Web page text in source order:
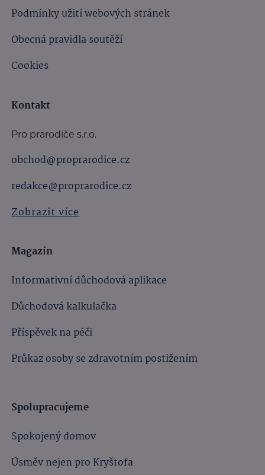
Podmínky užití webových stránek
Obecná pravidla soutěží
Cookies
Kontakt
Pro prarodiče s.r.o.
obchod@proprarodice.cz
redakce@proprarodice.cz
Zobrazit více
Magazín
Informativní důchodová aplikace
Důchodová kalkulačka
Příspěvek na péči
Průkaz osoby se zdravotním postižením
Spolupracujeme
Spokojený domov
Úsměv nejen pro Kryštofa